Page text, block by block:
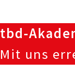
tbd-
Mit uns